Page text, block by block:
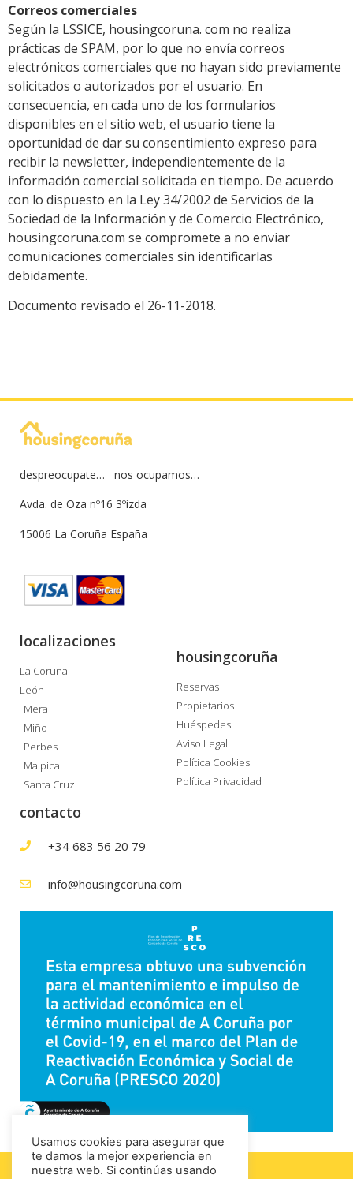
Correos comerciales
Según la LSSICE, housingcoruna. com no realiza
prácticas de SPAM, por lo que no envía correos
electrónicos comerciales que no hayan sido previamente
solicitados o autorizados por el usuario. En
consecuencia, en cada uno de los formularios
disponibles en el sitio web, el usuario tiene la
oportunidad de dar su consentimiento expreso para
recibir la newsletter, independientemente de la
información comercial solicitada en tiempo. De acuerdo
con lo dispuesto en la Ley 34/2002 de Servicios de la
Sociedad de la Información y de Comercio Electrónico,
housingcoruna.com se compromete a no enviar
comunicaciones comerciales sin identificarlas
debidamente.
Documento revisado el 26-11-2018.
despreocupate… nos ocupamos…
Avda. de Oza nº16 3ºizda
15006 La Coruña España
localizaciones
La Coruña
León
Mera
Miño
Perbes
Malpica
Santa Cruz
housingcoruña
Reservas
Propietarios
Huéspedes
Aviso Legal
Política Cookies
Política Privacidad
contacto
+34 683 56 20 79
info@housingcoruna.com
Usamos cookies para asegurar que
te damos la mejor experiencia en
nuestra web. Si continúas usando